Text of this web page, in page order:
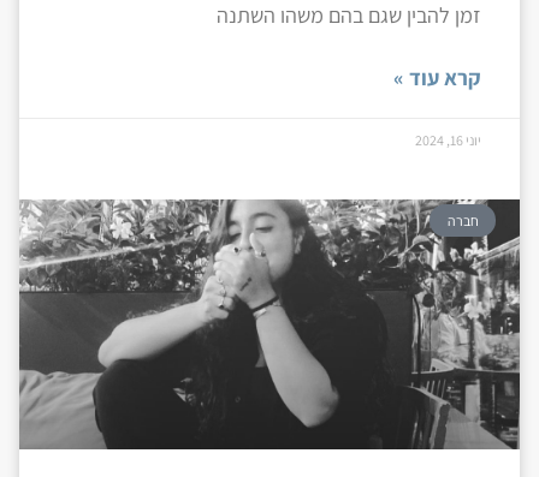
זמן להבין שגם בהם משהו השתנה
קרא עוד »
יוני 16, 2024
חברה